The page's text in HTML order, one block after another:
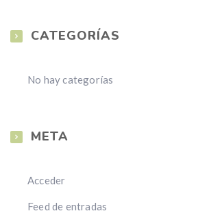
CATEGORÍAS
No hay categorías
META
Acceder
Feed de entradas